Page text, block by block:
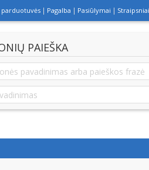
parduotuvės Pagalba Pasiūlymai Straipsniai
PAIEŠKA